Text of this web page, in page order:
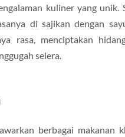
kuliner yang unik.
di sajikan dengan
rasa, menciptakan
selera.
berbagai makanan